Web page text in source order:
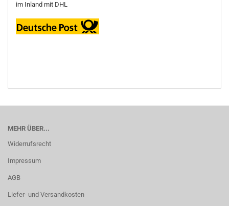
im Inland mit DHL
MEHR ÜBER...
Widerrufsrecht
Impressum
AGB
Liefer- und Versandkosten